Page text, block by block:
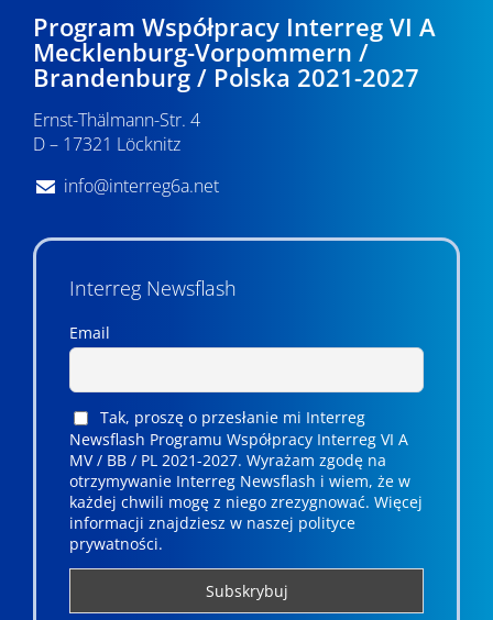
Program Współpracy Interreg VI A
Mecklenburg-Vorpommern /
Brandenburg / Polska 2021-2027
Ernst-Thälmann-Str. 4
D – 17321 Löcknitz
info@interreg6a.net
Interreg Newsflash
Email
Tak, proszę o przesłanie mi Interreg
Newsflash Programu Współpracy Interreg VI A
MV / BB / PL 2021-2027. Wyrażam zgodę na
otrzymywanie Interreg Newsflash i wiem, że w
każdej chwili mogę z niego zrezygnować. ­­Więcej
informacji znajdziesz w naszej polityce
prywatności.